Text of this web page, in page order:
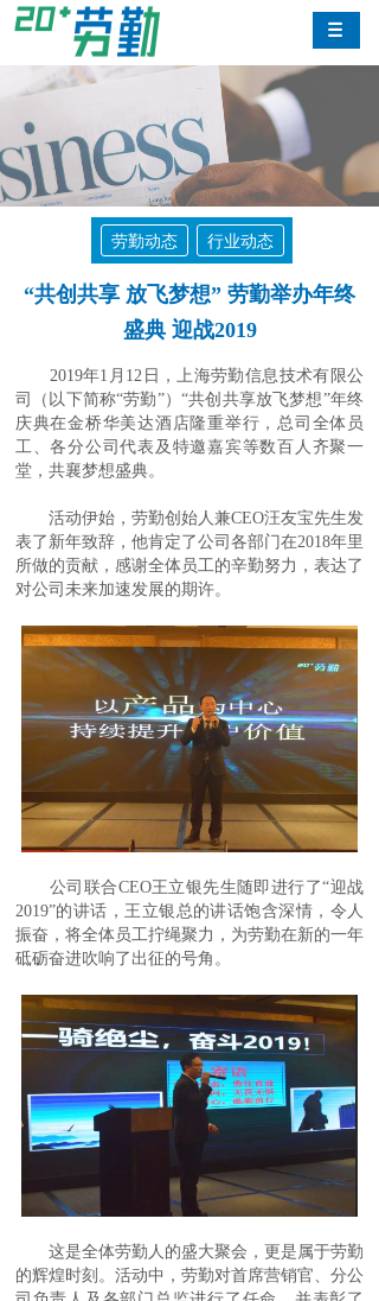
劳勤动态 行业动态
“共创共享 放飞梦想” 劳勤举办年终
盛典 迎战2019
2019年1月12日，上海劳勤信息技术有限公
司（以下简称“劳勤”）“共创共享放飞梦想”年终
庆典在金桥华美达酒店隆重举行，总司全体员
工、各分公司代表及特邀嘉宾等数百人齐聚一
堂，共襄梦想盛典。
活动伊始，劳勤创始人兼CEO汪友宝先生发
表了新年致辞，他肯定了公司各部门在2018年里
所做的贡献，感谢全体员工的辛勤努力，表达了
对公司未来加速发展的期许。
公司联合CEO王立银先生随即进行了“迎战
2019”的讲话，王立银总的讲话饱含深情，令人
振奋，将全体员工拧绳聚力，为劳勤在新的一年
砥砺奋进吹响了出征的号角。
这是全体劳勤人的盛大聚会，更是属于劳勤
的辉煌时刻。活动中，劳勤对首席营销官、分公